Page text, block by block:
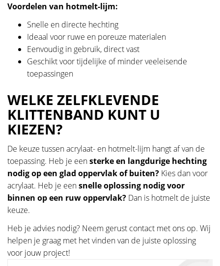
Voordelen van hotmelt-lijm:
Snelle en directe hechting
Ideaal voor ruwe en poreuze materialen
Eenvoudig in gebruik, direct vast
Geschikt voor tijdelijke of minder veeleisende
toepassingen
WELKE ZELFKLEVENDE
KLITTENBAND KUNT U
KIEZEN?
De keuze tussen acrylaat- en hotmelt-lijm hangt af van de
toepassing. Heb je eensterke en langdurige hechting
nodig op een glad oppervlak of buiten? Kies dan voor
acrylaat. Heb je eensnelle oplossing nodig voor
binnen op een ruw oppervlak? Dan is hotmelt de juiste
keuze.
Heb je advies nodig? Neem gerust contact met ons op. Wij
helpen je graag met het vinden van de juiste oplossing
voor jouw project!